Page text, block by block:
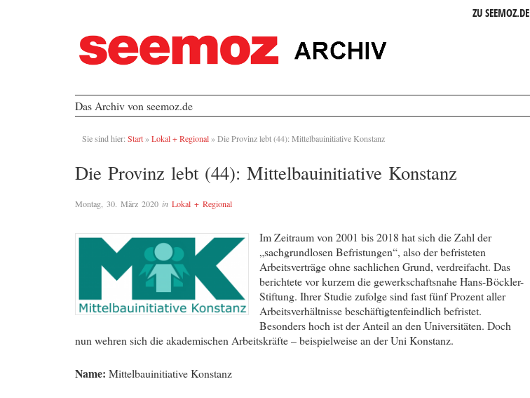
ZU SEEMOZ.DE
Das Archiv von seemoz.de
Sie sind hier: Start »Lokal + Regional »Die Provinz lebt (44): Mittelbauinitiative Konstanz
Die Provinz lebt (44): Mittelbauinitiative Konstanz
Montag, 30. März 2020 in Lokal + Regional
Im Zeitraum von 2001 bis 2018 hat sich die Zahl der
„sachgrundlosen Befristungen“, also der befristeten
Arbeitsverträge ohne sachlichen Grund, verdreifacht. Das
berichtete vor kurzem die gewerkschaftsnahe Hans-Böckler-
Stiftung. Ihrer Studie zufolge sind fast fünf Prozent aller
Arbeitsverhältnisse beschäftigtenfeindlich befristet.
Besonders hoch ist der Anteil an den Universitäten. Doch
nun wehren sich die akademischen Arbeitskräfte – beispielweise an der Uni Konstanz.
Name: Mittelbauinitiative Konstanz